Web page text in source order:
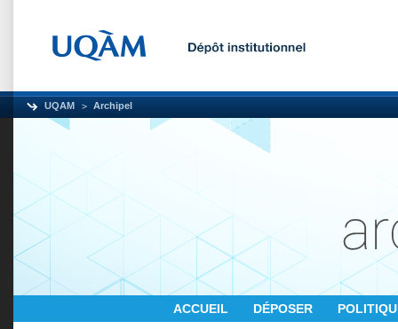
UQAM Archipel
ACCUEIL DÉPOSER